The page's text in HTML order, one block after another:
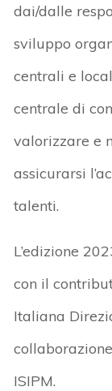
dai/dalle
sviluppo
centrali e
centrale di
valorizzare e
assicurarsi
talenti.
L’edizione
con il
Italiana
ISIPM.